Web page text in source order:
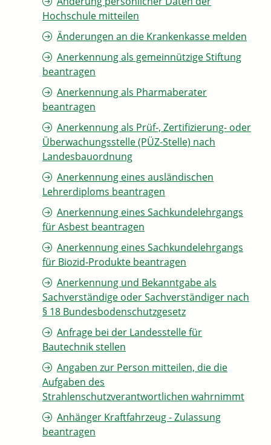
Hochschule mitteilen
Änderungen an die Krankenkasse melden
Anerkennung als gemeinnützige Stiftung
beantragen
Anerkennung als Pharmaberater
beantragen
Anerkennung als Prüf-, Zertifizierung- oder
Überwachungsstelle (PÜZ-Stelle) nach
Landesbauordnung
Anerkennung eines ausländischen
Lehrerdiploms beantragen
Anerkennung eines Sachkundelehrgangs
für Asbest beantragen
Anerkennung eines Sachkundelehrgangs
für Biozid-Produkte beantragen
Anerkennung und Bekanntgabe als
Sachverständige oder Sachverständiger nach
§ 18 Bundesbodenschutzgesetz
Anfrage bei der Landesstelle für
Bautechnik stellen
Angaben zur Person mitteilen, die die
Aufgaben des
Strahlenschutzverantwortlichen wahrnimmt
Anhänger Kraftfahrzeug - Zulassung
beantragen